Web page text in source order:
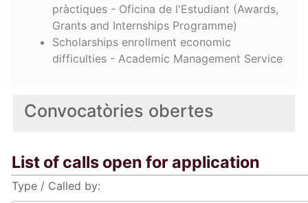
Convocatòries obertes
List of calls open for application
Type / Called by:
pràctiques - Oficina de l'Estudiant (Awards,
Grants and Internships Programme)
Scholarships enrollment economic
difficulties - Academic Management Service